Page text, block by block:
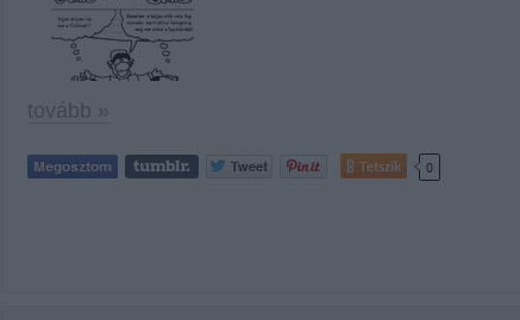
tovább »
Tetszik 0